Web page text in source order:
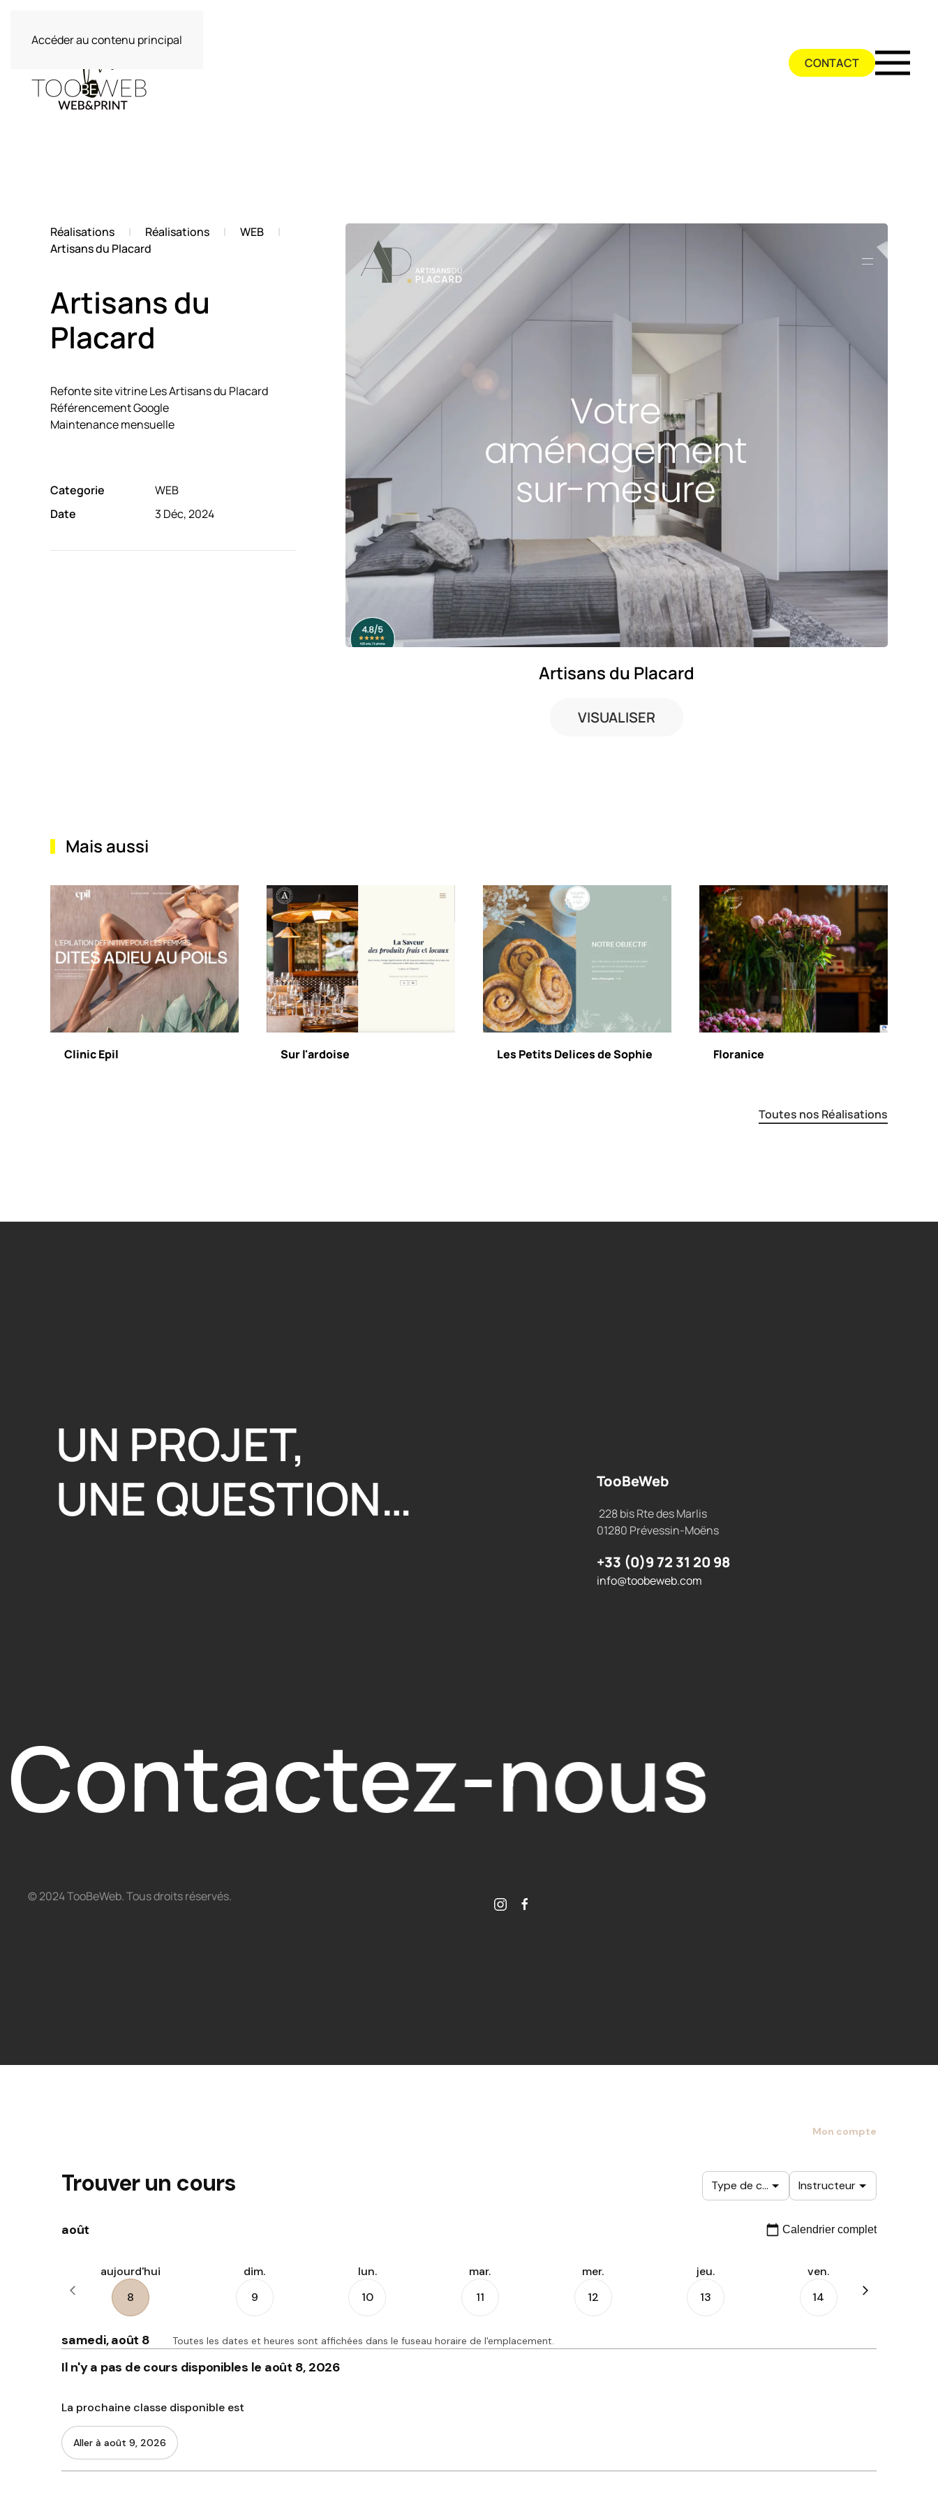
Accéder au contenu principal
CONTACT
Réalisations Réalisations
WEB
Artisans du Placard
Artisans du
Placard
Refonte site vitrine Les Artisans du Placard
Référencement Google
Maintenance mensuelle
Categorie
WEB
Date
3 Déc, 2024
Artisans du Placard
VISUALISER
Mais aussi
Clinic Epil Sur l'ardoise Les Petits Delices de Sophie Floranice
Toutes nos Réalisations
UN PROJET,
UNE QUESTION…
Contactez-nous
TooBeWeb
228 bis Rte des Marlis
01280 Prévessin-Moëns
+33 (0)9 72 31 20 98
info@toobeweb.com
© 2024 TooBeWeb. Tous droits réservés.